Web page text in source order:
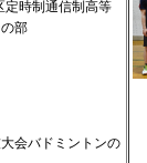
定時制通信制高等
部
会バドミントンの